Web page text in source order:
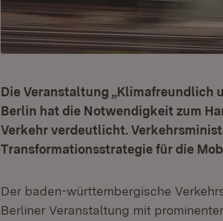
Die Veranstaltung „Klimafreundlich
Berlin hat die Notwendigkeit zum
Verkehr verdeutlicht.
Transformationsstrategie für die
Der baden-württembergische
Berliner Veranstaltung mit